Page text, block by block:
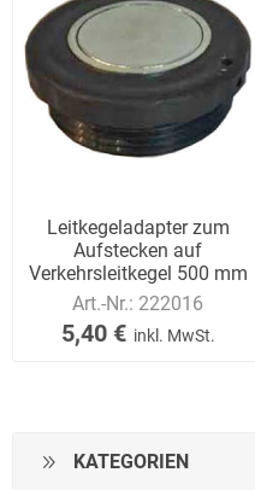
Leitkegeladapter zum
Aufstecken auf
Verkehrsleitkegel 500 mm
und 750 mm, Metallp
Art.-Nr.: 222016
5,40 € inkl. MwSt.
KATEGORIEN